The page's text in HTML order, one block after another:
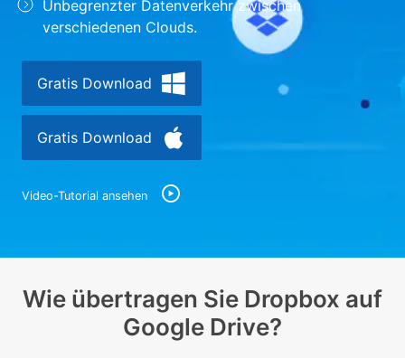
Suchen
Unbegrenzter Datenverkehr zwischen
verschiedenen Clouds.
Gratis Download
Gratis Download
Video-Tutorial ansehen
Wie übertragen Sie Dropbox auf
Google Drive?